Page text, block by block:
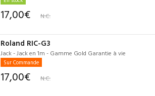
17,00€ N.C.
Roland RIC-G3
Jack - Jack en 1m - Gamme Gold Garantie à vie
Sur Commande
17,00€ N.C.